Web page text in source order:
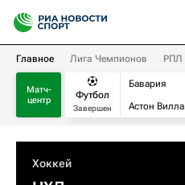
Главное Лига Чемпионов РПЛ
Матч-
центр
Футбол
Завершен
Бавария
Астон Вилла
Хоккей